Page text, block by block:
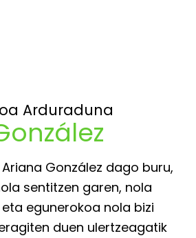
Arduraduna
González dago buru,
sentitzen garen, nola
egunerokoa nola bizi
duen ulertzeagatik